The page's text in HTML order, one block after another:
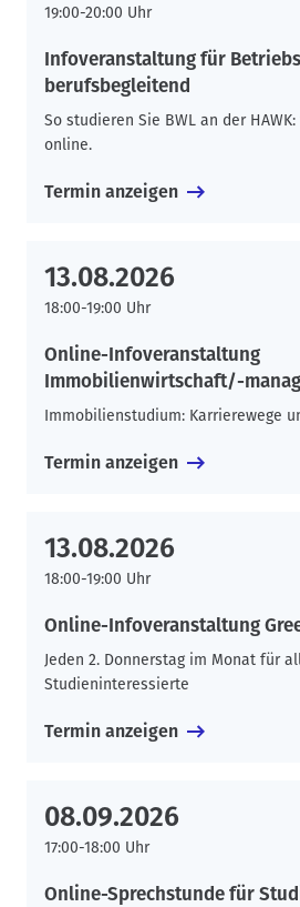
19:00-20:00 Uhr
Infoveranstaltung für
berufsbegleitend
So studieren Sie BWL an der
online.
Termin anzeigen
13.08.2026
18:00-19:00 Uhr
Online-Infoveranstaltung
Immobilienwirtschaft/-
Immobilienstudium: Karrierewege
Termin anzeigen
13.08.2026
18:00-19:00 Uhr
Online-Infoveranstaltung
Jeden 2. Donnerstag im Monat für
Studieninteressierte
Termin anzeigen
08.09.2026
17:00-18:00 Uhr
Online-Sprechstunde für